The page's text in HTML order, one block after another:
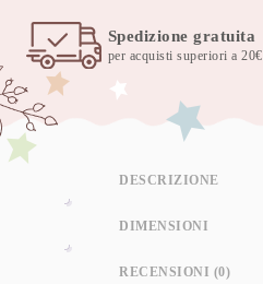
Spedizione gratuita
per acquisti superiori a 20€
DESCRIZIONE
DIMENSIONI
RECENSIONI (0)